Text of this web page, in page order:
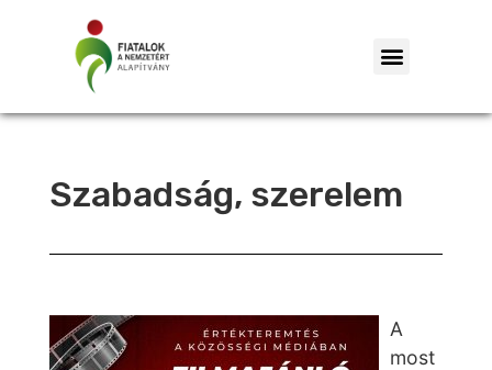
Szabadság, szerelem
A
most